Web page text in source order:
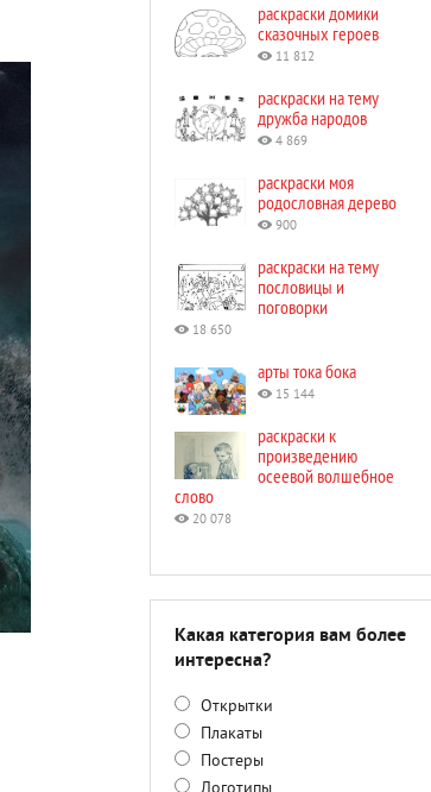
раскраски домики
сказочных героев
11 812
раскраски на тему
дружба народов
4 869
раскраски моя
родословная дерево
900
раскраски на тему
пословицы и
поговорки
18 650
арты тока бока
15 144
раскраски к
произведению
осеевой волшебное
слово
20 078
Какая категория вам более
интересна?
Открытки
Плакаты
Постеры